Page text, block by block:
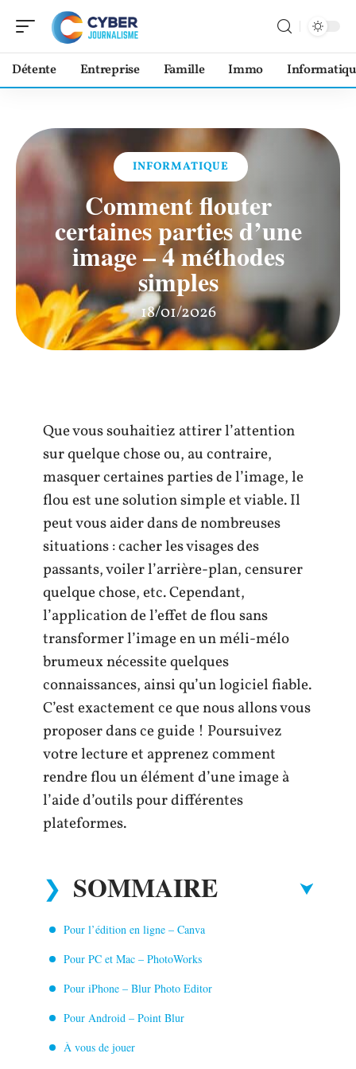
Détente Entreprise Famille Immo
INFORMATIQUE
Comment flouter
certaines parties d’une
image – 4 méthodes
simples
18/01/2026
Que vous souhaitiez attirer l’attention
sur quelque chose ou, au contraire,
masquer certaines parties de l’image, le
flou est une solution simple et viable. Il
peut vous aider dans de nombreuses
situations : cacher les visages des
passants, voiler l’arrière-plan, censurer
quelque chose, etc. Cependant,
l’application de l’effet de flou sans
transformer l’image en un méli-mélo
brumeux nécessite quelques
connaissances, ainsi qu’un logiciel fiable.
C’est exactement ce que nous allons vous
proposer dans ce guide ! Poursuivez
votre lecture et apprenez comment
rendre flou un élément d’une image à
l’aide d’outils pour différentes
plateformes.
SOMMAIRE
Pour l’édition en ligne – Canva
Pour PC et Mac – PhotoWorks
Pour iPhone – Blur Photo Editor
Pour Android – Point Blur
À vous de jouer